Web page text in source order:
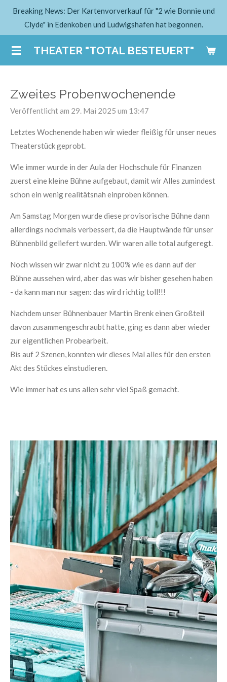
Zum
Hauptinhalt
THEATER "TOTAL BESTEUERT"
Breaking News: Der Kartenvorverkauf für "2 wie Bonnie und
Clyde" in Edenkoben und Ludwigshafen hat begonnen.
Zweites Probenwochenende
Veröffentlicht am 29. Mai 2025 um 13:47
Letztes Wochenende haben wir wieder fleißig für unser neues
Theaterstück geprobt.
Wie immer wurde in der Aula der Hochschule für Finanzen
zuerst eine kleine Bühne aufgebaut, damit wir Alles zumindest
schon ein wenig realitätsnah einproben können.
Am Samstag Morgen wurde diese provisorische Bühne dann
allerdings nochmals verbessert, da die Hauptwände für unser
Bühnenbild geliefert wurden. Wir waren alle total aufgeregt.
Noch wissen wir zwar nicht zu 100% wie es dann auf der
Bühne aussehen wird, aber das was wir bisher gesehen haben
- da kann man nur sagen: das wird richtig toll!!!
Nachdem unser Bühnenbauer Martin Brenk einen Großteil
davon zusammengeschraubt hatte, ging es dann aber wieder
zur eigentlichen Probearbeit.
Bis auf 2 Szenen, konnten wir dieses Mal alles für den ersten
Akt des Stückes einstudieren.
Wie immer hat es uns allen sehr viel Spaß gemacht.